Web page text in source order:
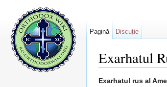
Exarhatul
Exarhatul rus al
Pagină Discuție